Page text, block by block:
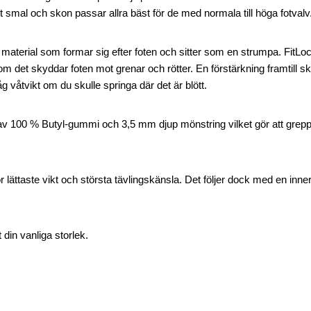
och skon passar allra bäst för de med normala till höga
som formar sig efter foten och sitter som en strumpa.
det skyddar foten mot grenar och rötter. En förstärkning framtill
våtvikt om du skulle springa där det är blött.
% Butyl-gummi och 3,5 mm djup mönstring vilket gör att
vikt och största tävlingskänsla. Det följer dock med en
vanliga storlek.